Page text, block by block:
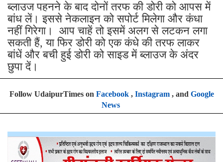
ब्लाउज पहनने के बाद दोनों तरफ की डोरी को आपस में
बांध लें। इससे नेकलाइन को सपोर्ट मिलेगा और कंधा
नहीं गिरेगा। आप चाहें तो इसमें अलग से लटकन लगा
सकती हैं, या फिर डोरी को एक कंधे की तरफ लाकर
बांधें और बची हुई डोरी को साइड में ब्लाउज के अंदर
छुपा दें।
Follow UdaipurTimes on Facebook, Instagram, and Google
News